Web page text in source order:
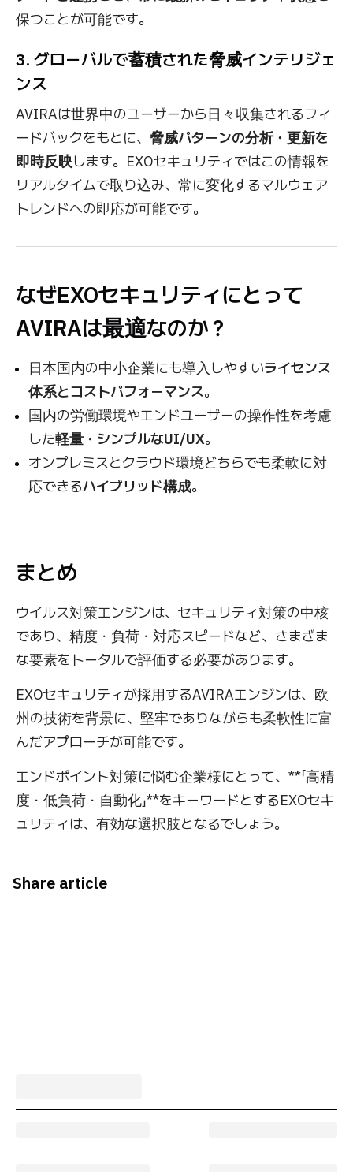
保つことが可能です。
3. グローバルで蓄積された脅威インテリジェ
ンス
AVIRAは世界中のユーザーから日々収集されるフィ
ードバックをもとに、 脅威パターンの分析・更新を
即時反映します。EXOセキュリティではこの情報を
リアルタイムで取り込み、常に変化するマルウェア
トレンドへの即応が可能です。
なぜEXOセキュリティにとって
AVIRAは最適なのか？
日本国内の中小企業にも導入しやすいライセンス
体系とコストパフォーマンス。
国内の労働環境やエンドユーザーの操作性を考慮
した軽量・シンプルなUI/UX。
オンプレミスとクラウド環境どちらでも柔軟に対
応できるハイブリッド構成。
まとめ
ウイルス対策エンジンは、セキュリティ対策の中核
であり、精度・負荷・対応スピードなど、さまざま
な要素をトータルで評価する必要があります。
EXOセキュリティが採用するAVIRAエンジンは、欧
州の技術を背景に、堅牢でありながらも柔軟性に富
んだアプローチが可能です。
エンドポイント対策に悩む企業様にとって、**「高精
度・低負荷・自動化」**をキーワードとするEXOセキ
ュリティは、有効な選択肢となるでしょう。
Share article